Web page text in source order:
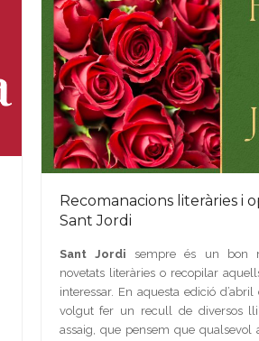
Recomanacions literàries i
Sant Jordi
Sant Jordi sempre és un bon
novetats literàries o recopilar
interessar. En aquesta edició
volgut fer un recull de diversos
assaig, que pensem que qualsevol